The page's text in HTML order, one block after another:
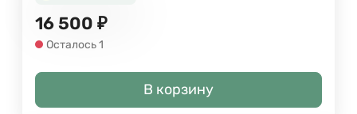
16 500 ₽
Осталось 1
В корзину